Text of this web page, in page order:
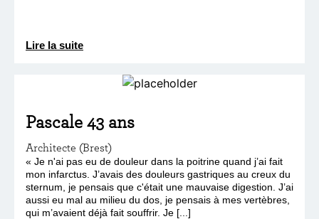
Lire la suite
Pascale 43 ans
Architecte (Brest)
« Je n'ai pas eu de douleur dans la poitrine quand j’ai fait
mon infarctus. J’avais des douleurs gastriques au creux du
sternum, je pensais que c'était une mauvaise digestion. J’ai
aussi eu mal au milieu du dos, je pensais à mes vertèbres,
qui m’avaient déjà fait souffrir. Je [...]